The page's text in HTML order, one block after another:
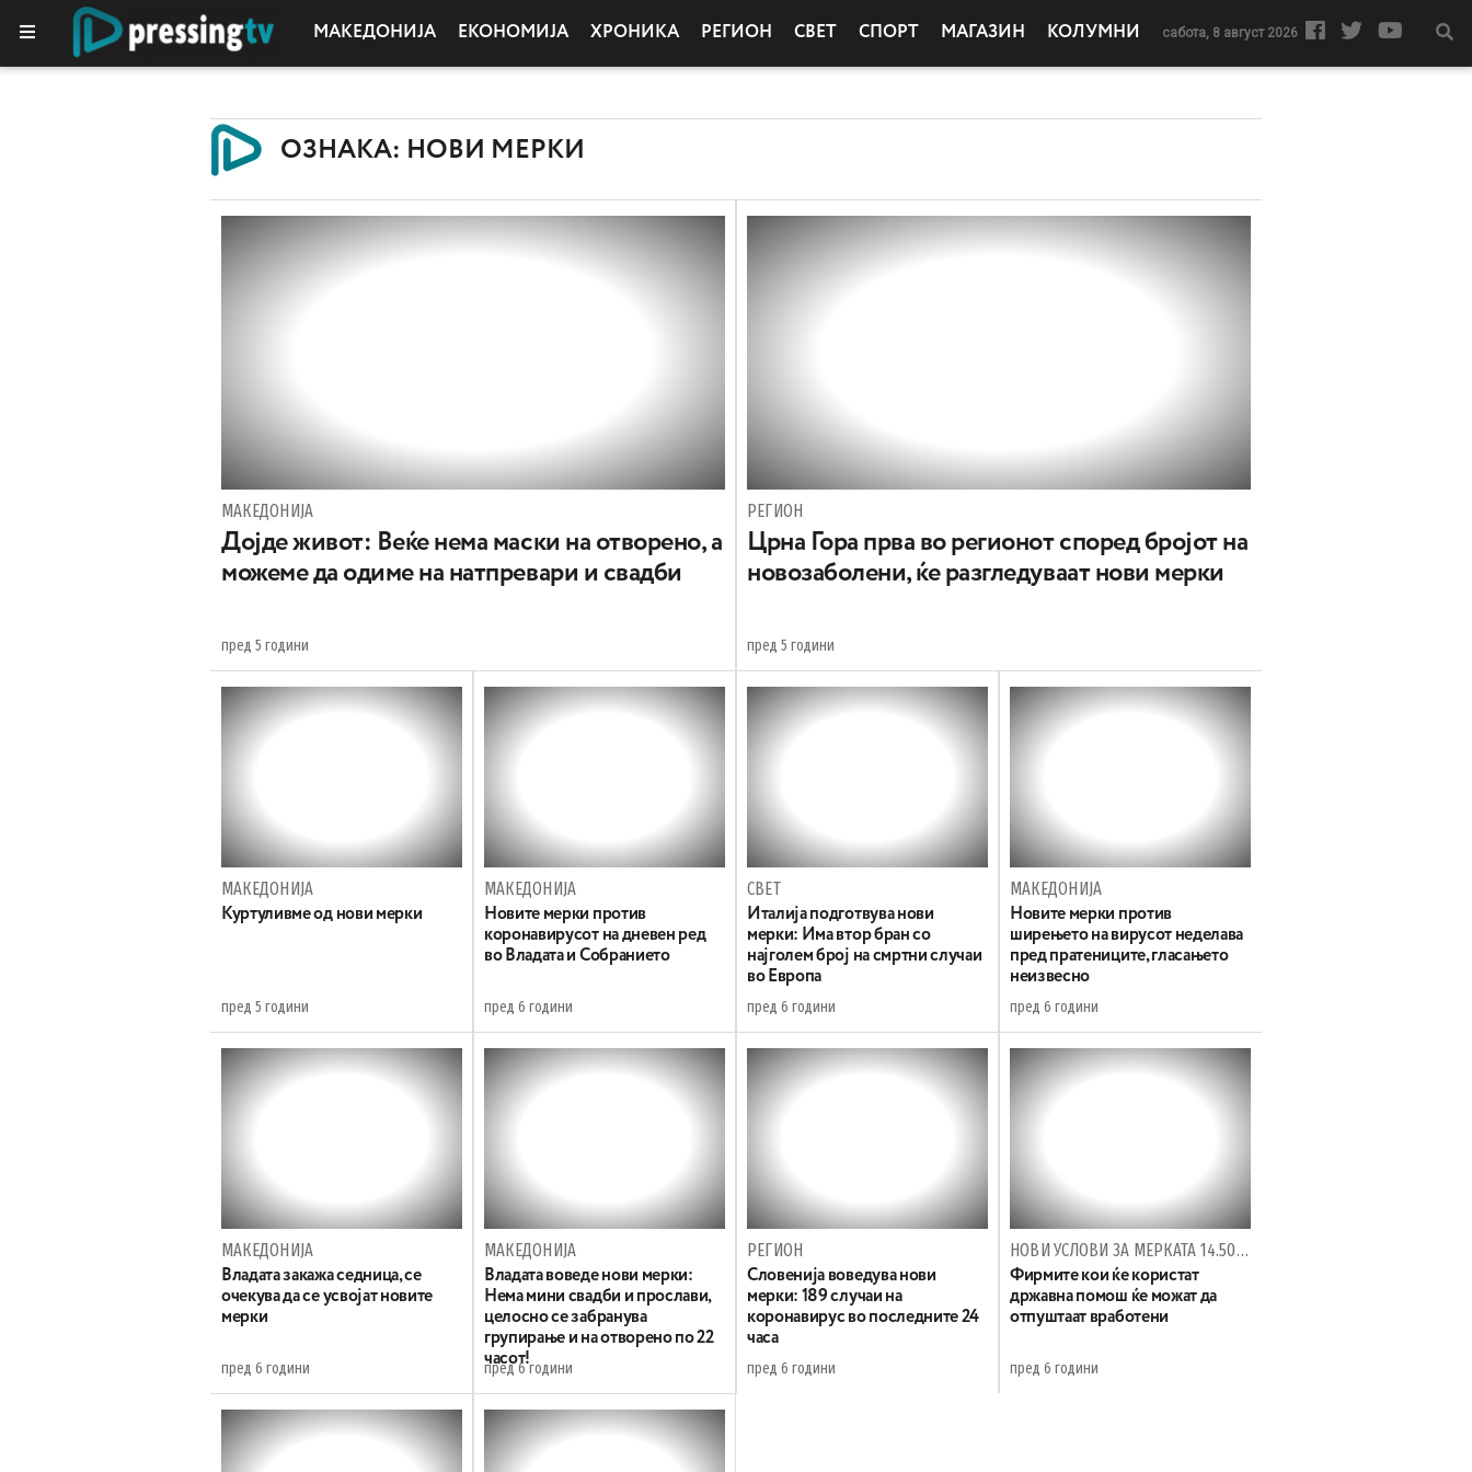
МАКЕДОНИЈА ЕКОНОМИЈА ХРОНИКА РЕГИОН СВЕТ СПОРТ МАГАЗИН КОЛУМНИ сабота, 8 август 2026
ОЗНАКА: НОВИ МЕРКИ
МАКЕДОНИЈА
Дојде живот: Веќе нема маски на отворено, а
можеме да одиме на натпревари и свадби
пред 5 години
РЕГИОН
Црна Гора прва во регионот според бројот на
новозаболени, ќе разгледуваат нови мерки
пред 5 години
МАКЕДОНИЈА
Куртуливме од нови мерки
пред 5 години
МАКЕДОНИЈА
Новите мерки против
коронавирусот на дневен ред
во Владата и Собранието
пред 6 години
СВЕТ
Италија подготвува нови
мерки: Има втор бран со
најголем број на смртни случаи
во Европа
пред 6 години
МАКЕДОНИЈА
Новите мерки против
ширењето на вирусот неделава
пред пратениците, гласањето
неизвесно
пред 6 години
МАКЕДОНИЈА
Владата закажа седница, се
очекува да се усвојат новите
мерки
пред 6 години
МАКЕДОНИЈА
Владата воведе нови мерки:
Нема мини свадби и прослави,
целосно се забранува
групирање и на отворено по 22
часот!
пред 6 години
РЕГИОН
Словенија воведува нови
мерки: 189 случаи на
коронавирус во последните 24
часа
пред 6 години
НОВИ УСЛОВИ ЗА МЕРКАТА 14.500 ДЕНАРИ СУБВЕНЦИИ ЗА ПЛАТИ
Фирмите кои ќе користат
државна помош ќе можат да
отпуштаат вработени
пред 6 години